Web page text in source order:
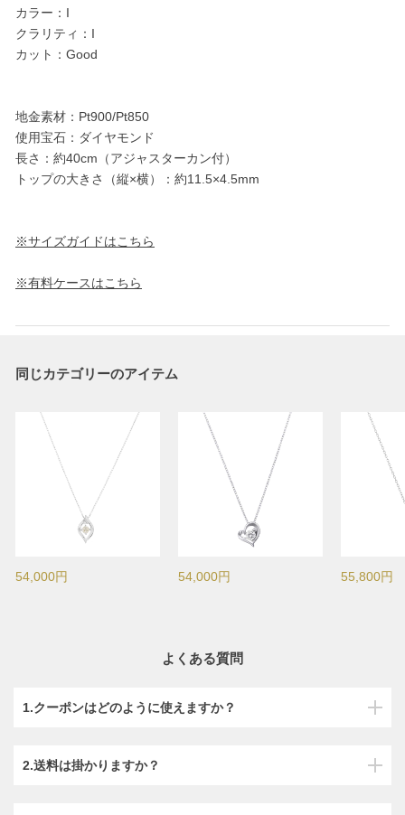
カラー：I
クラリティ：I
カット：Good
地金素材：Pt900/Pt850
使用宝石：ダイヤモンド
長さ：約40cm（アジャスターカン付）
トップの大きさ（縦×横）：約11.5×4.5mm
※サイズガイドはこちら
※有料ケースはこちら
同じカテゴリーのアイテム
54,000円 54,000円 55,800円
よくある質問
1.クーポンはどのように使えますか？
2.送料は掛かりますか？